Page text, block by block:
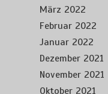
März 2022
Februar 2022
Januar 2022
Dezember 2021
November 2021
Oktober 2021